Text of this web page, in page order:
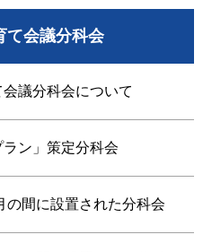
て会議分科会
議分科会について
ン」策定分科会
の間に設置された分科会